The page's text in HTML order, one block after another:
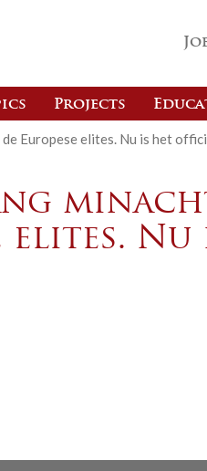
Projects
Europese elites. Nu is het
elites. Nu